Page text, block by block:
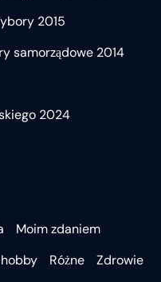
2015
samorządowe 2014
2024
Moim zdaniem
Różne
Zdrowie